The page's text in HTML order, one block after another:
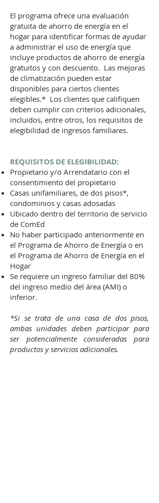
El programa ofrece una evaluación
gratuita de ahorro de energía en el
hogar para identificar formas de ayudar
a administrar el uso de energía que
incluye productos de ahorro de energía
gratuitos y con descuento. Las mejoras
de climatización pueden estar
disponibles para ciertos clientes
elegibles.* Los clientes que califiquen
deben cumplir con criterios adicionales,
incluidos, entre otros, los requisitos de
elegibilidad de ingresos familiares.
REQUISITOS DE ELEGIBILIDAD:
Propietario y/o Arrendatario con el
consentimiento del propietario
Casas unifamiliares, de dos pisos*,
condominios y casas adosadas
Ubicado dentro del territorio de servicio
de ComEd
No haber participado anteriormente en
el Programa de Ahorro de Energía o en
el Programa de Ahorro de Energía en el
Hogar
Se requiere un ingreso familiar del 80%
del ingreso medio del área (AMI) o
inferior.​​
*Si se trata de una casa de dos pisos,
ambas unidades deben participar para
ser potencialmente consideradas para
productos y servicios adicionales.